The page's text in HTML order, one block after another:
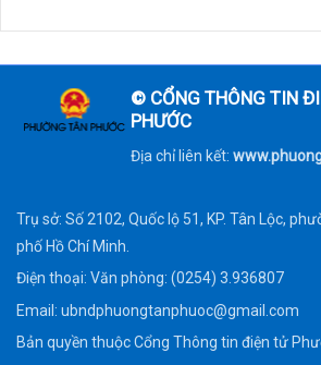
© CỔNG THÔNG TIN
PHƯỚC
Địa chỉ liên kết:
Trụ sở: Số 2102, Quốc lộ 51, KP. Tân Lộc,
phố Hồ Chí Minh.
Điện thoại: Văn phòng: (0254) 3.936807
Email: ubndphuongtanphuoc@gmail.com
Bản quyền thuộc Cổng Thông tin điện tử